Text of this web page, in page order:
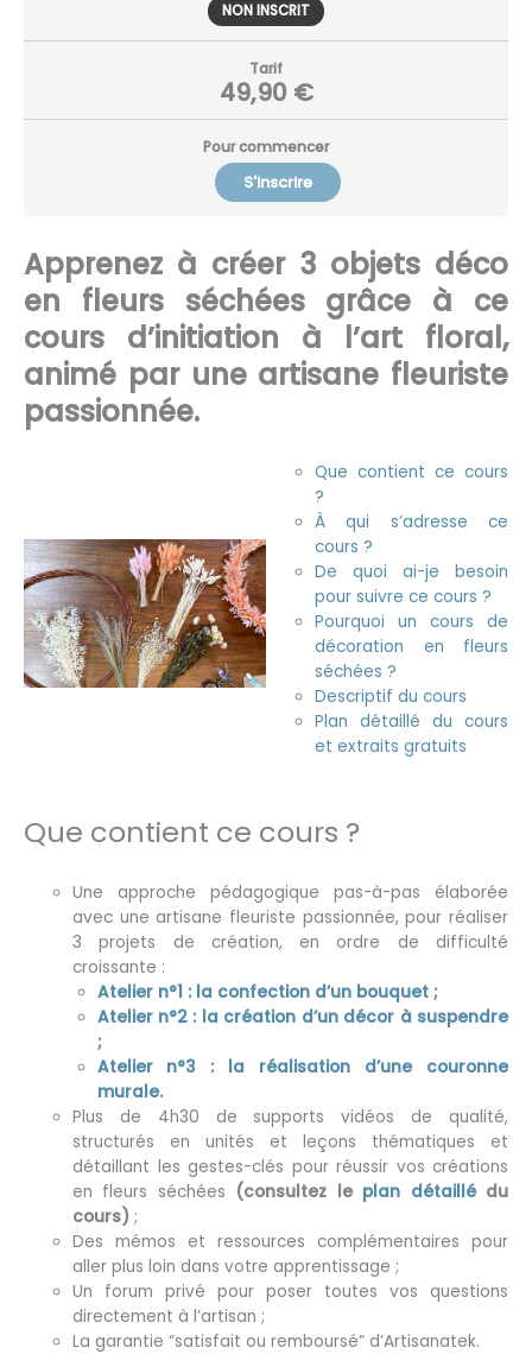
NON INSCRIT
Tarif
49,90 €
Pour commencer
S'inscrire
Apprenez à créer 3 objets déco
en fleurs séchées grâce à ce
cours d’initiation à l’art floral,
animé par une artisane fleuriste
passionnée.
Que contient ce cours
?
À qui s’adresse ce
cours ?
De quoi ai-je besoin
pour suivre ce cours ?
Pourquoi un cours de
décoration en fleurs
séchées ?
Descriptif du cours
Plan détaillé du cours
et extraits gratuits
Que contient ce cours ?
Une approche pédagogique pas-à-pas élaborée
avec une artisane fleuriste passionnée, pour réaliser
3 projets de création, en ordre de difficulté
croissante :
Atelier n°1 : la confection d’un bouquet;
Atelier n°2 : la création d’un décor à suspendre
;
Atelier n°3 : la réalisation d’une couronne
murale.
Plus de 4h30 de supports vidéos de qualité,
structurés en unités et leçons thématiques et
détaillant les gestes-clés pour réussir vos créations
en fleurs séchées (consultez le plan détaillédu
cours) ;
Des mémos et ressources complémentaires pour
aller plus loin dans votre apprentissage ;
Un forum privé pour poser toutes vos questions
directement à l’artisan ;
La garantie “satisfait ou remboursé” d’Artisanatek.